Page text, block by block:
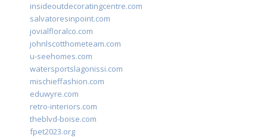
insideoutdecoratingcentre.com
salvatoresinpoint.com
jovialfloralco.com
johnlscotthometeam.com
u-seehomes.com
watersportslagonissi.com
mischieffashion.com
eduwyre.com
retro-interiors.com
theblvd-boise.com
fpet2023.org